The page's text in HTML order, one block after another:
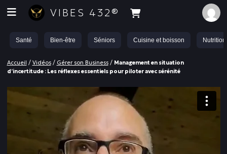
VIBES 432®
Santé Bien-être Séniors Cuisine et boisson Nutrition
Accueil / Vidéos/ Gérer son Business/ Management en situation
d’incertitude : Les réflexes essentiels pour piloter avec sérénité